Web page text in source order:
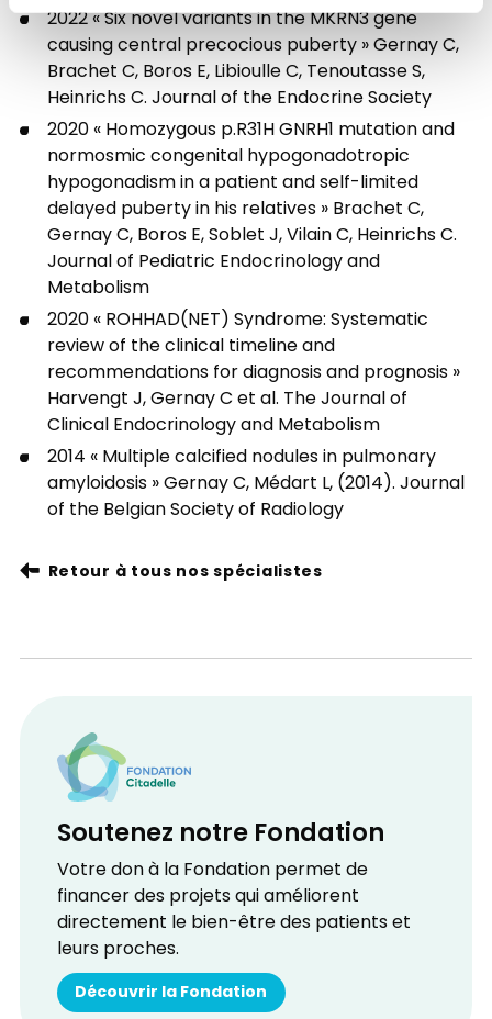
2022 « Six novel variants in the MKRN3 gene
causing central precocious puberty » Gernay C,
Brachet C, Boros E, Libioulle C, Tenoutasse S,
Heinrichs C. Journal of the Endocrine Society
2020 « Homozygous p.R31H GNRH1 mutation and
normosmic congenital hypogonadotropic
hypogonadism in a patient and self-limited
delayed puberty in his relatives » Brachet C,
Gernay C, Boros E, Soblet J, Vilain C, Heinrichs C.
Journal of Pediatric Endocrinology and
Metabolism
2020 « ROHHAD(NET) Syndrome: Systematic
review of the clinical timeline and
recommendations for diagnosis and prognosis »
Harvengt J, Gernay C et al. The Journal of
Clinical Endocrinology and Metabolism
2014 « Multiple calcified nodules in pulmonary
amyloidosis » Gernay C, Médart L, (2014). Journal
of the Belgian Society of Radiology
Retour à tous nos spécialistes
Soutenez notre Fondation
Votre don à la Fondation permet de
financer des projets qui améliorent
directement le bien-être des patients et
leurs proches.
Découvrir la Fondation